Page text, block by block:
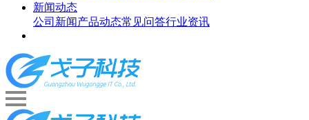
新闻动态
公司新闻产品动态常见问答行业资讯